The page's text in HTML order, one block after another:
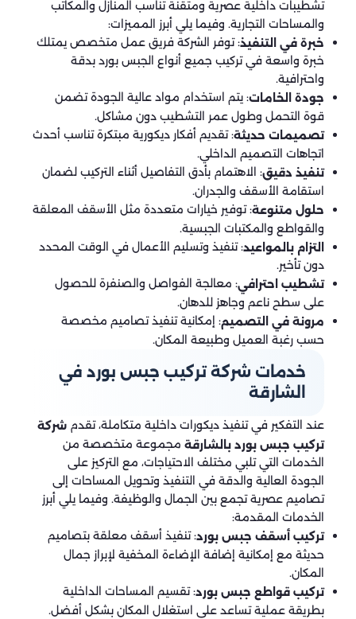
تشطيبات داخلية عصرية ومتقنة تناسب المنازل والمكاتب
والمساحات التجارية. وفيما يلي أبرز المميزات:
خبرة في التنفيذ: توفر الشركة فريق عمل متخصص يمتلك
خبرة واسعة في تركيب جميع أنواع الجبس بورد بدقة
واحترافية.
جودة الخامات: يتم استخدام مواد عالية الجودة تضمن
قوة التحمل وطول عمر التشطيب دون مشاكل.
تصميمات حديثة: تقديم أفكار ديكورية مبتكرة تناسب أحدث
اتجاهات التصميم الداخلي.
تنفيذ دقيق: الاهتمام بأدق التفاصيل أثناء التركيب لضمان
استقامة الأسقف والجدران.
حلول متنوعة: توفير خيارات متعددة مثل الأسقف المعلقة
والقواطع والمكتبات الجبسية.
التزام بالمواعيد: تنفيذ وتسليم الأعمال في الوقت المحدد
دون تأخير.
تشطيب احترافي: معالجة الفواصل والصنفرة للحصول
على سطح ناعم وجاهز للدهان.
مرونة في التصميم: إمكانية تنفيذ تصاميم مخصصة
حسب رغبة العميل وطبيعة المكان.
خدمات شركة تركيب جبس بورد في
الشارقة
عند التفكير في تنفيذ ديكورات داخلية متكاملة، تقدم شركة
تركيب جبس بورد بالشارقة مجموعة متخصصة من
الخدمات التي تلبي مختلف الاحتياجات، مع التركيز على
الجودة العالية والدقة في التنفيذ وتحويل المساحات إلى
تصاميم عصرية تجمع بين الجمال والوظيفة. وفيما يلي أبرز
الخدمات المقدمة:
تركيب أسقف جبس بورد: تنفيذ أسقف معلقة بتصاميم
حديثة مع إمكانية إضافة الإضاءة المخفية لإبراز جمال
المكان.
تركيب قواطع جبس بورد: تقسيم المساحات الداخلية
بطريقة عملية تساعد على استغلال المكان بشكل أفضل.